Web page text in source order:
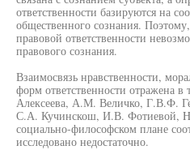
ответственности базируются на
общественного сознания.
правовой ответственности
правового сознания.
Взаимосвязь нравственности,
форм ответственности отражена
Алексеева, А.М. Величко, Г.В.Ф.
С.А. Кучинскош, И.В. Фотиевой,
социально-философском плане
исследовано недостаточно.